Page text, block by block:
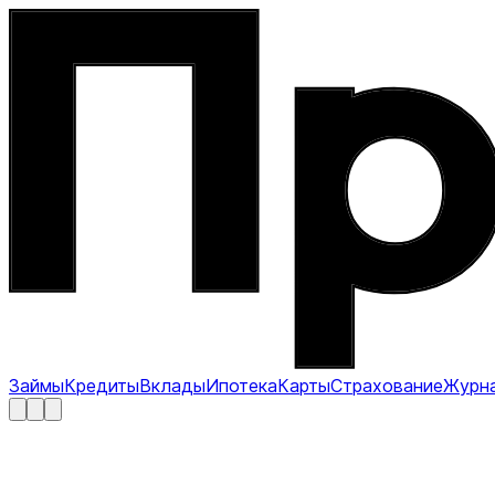
ЗаймыКредитыВкладыИпотекаКартыСтрахование